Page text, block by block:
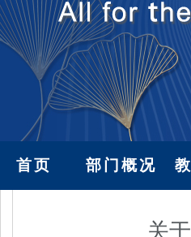
首页 部门概况
关